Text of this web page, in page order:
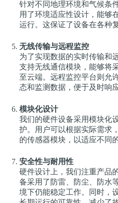
针对不同地理环境和气候条
用了环境适应性设计，能够
运行。这保证了设备在各种
无线传输与远程监控
为了实现数据的实时传输和
支持无线通信模块，能够将
至云端。远程监控平台则允
态和监测数据，便于及时响
模块化设计
我们的硬件设备采用模块化
护。用户可以根据实际需求
的传感器模块，以适应不同
安全性与耐用性
硬件设计上，我们注重产品
备采用了防雷、防尘、防水
境下仍能稳定工作。同时，